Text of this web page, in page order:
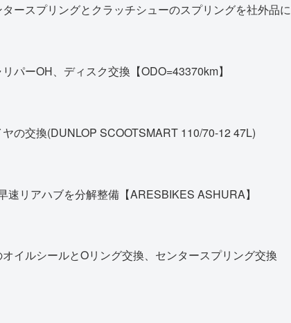
タースプリングとクラッチシューのスプリングを社外品に
パーOH、ディスク交換【ODO=43370km】
の交換(DUNLOP SCOOTSMART 110/70-12 47L)
速リアハブを分解整備【ARESBIKES ASHURA】
オイルシールとOリング交換、センタースプリング交換